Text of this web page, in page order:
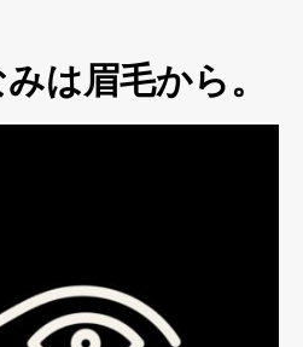
は眉毛から。